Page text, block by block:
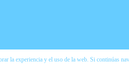
la experiencia y el uso de la web. Si continúas